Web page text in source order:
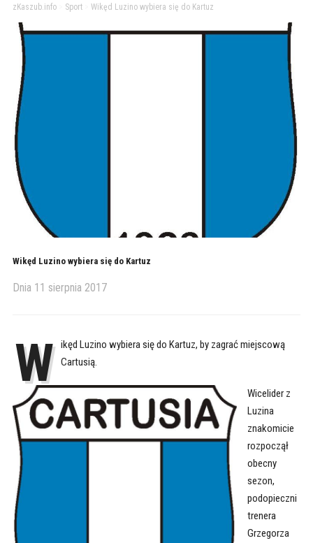
zKaszub.info> Sport> Wikęd Luzino wybiera się do Kartuz
Wikęd Luzino wybiera się do Kartuz
Dnia 11 sierpnia 2017
W ikęd Luzino wybiera się do Kartuz, by zagrać miejscową
Cartusią.
Wicelider z
Luzina
znakomicie
rozpoczął
obecny
sezon,
podopieczni
trenera
Grzegorza